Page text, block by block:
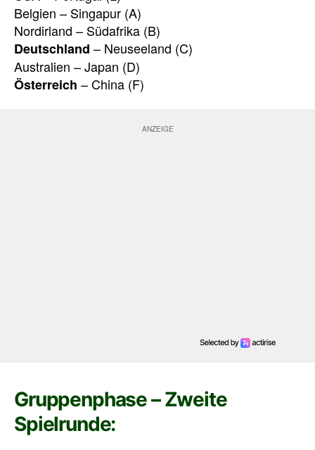
Belgien – Singapur (A)
Nordirland – Südafrika (B)
Deutschland – Neuseeland (C)
Australien – Japan (D)
Österreich – China (F)
Gruppenphase – Zweite
Spielrunde: